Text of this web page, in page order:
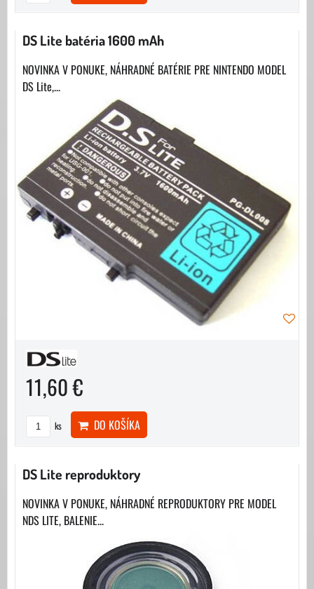
DS Lite batéria 1600 mAh
NOVINKA V PONUKE, NÁHRADNÉ BATÉRIE PRE NINTENDO MODEL
DS Lite,...
11,60 €
ks DO KOŠÍKA
DS Lite reproduktory
NOVINKA V PONUKE, NÁHRADNÉ REPRODUKTORY PRE MODEL
NDS LITE, BALENIE...